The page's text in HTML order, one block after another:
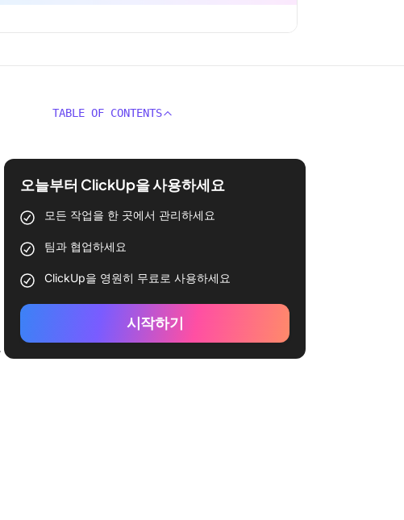
TABLE OF CONTENTS
오늘부터 ClickUp을 사용하세요
모든 작업을 한 곳에서 관리하세요
팀과 협업하세요
ClickUp을 영원히 무료로 사용하세요
시작하기